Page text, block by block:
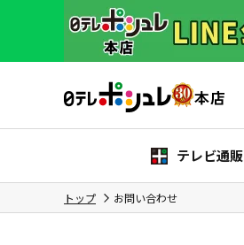
テレビ通販
トップ お問い合わせ